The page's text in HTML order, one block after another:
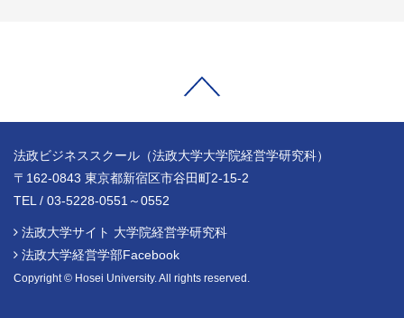
法政ビジネススクール（法政大学大学院経営学研究科）
〒162-0843 東京都新宿区市谷田町2-15-2
TEL / 03-5228-0551～0552
法政大学サイト 大学院経営学研究科
法政大学経営学部Facebook
Copyright © Hosei University. All rights reserved.